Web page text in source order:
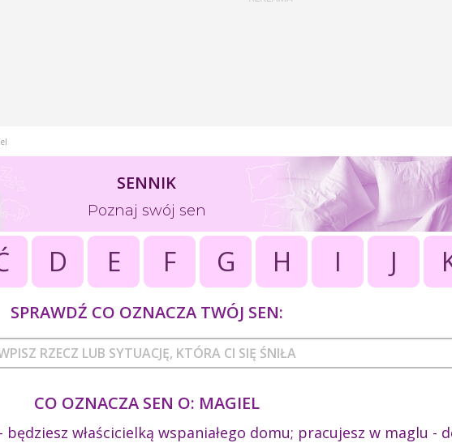
SENNIK
Poznaj swój sen
D E F G H I J
SPRAWDŹ CO OZNACZA TWÓJ SEN:
CO OZNACZA SEN O: MAGIEL
właścicielką wspaniałego domu; pracujesz w maglu -